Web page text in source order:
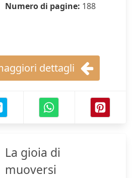
Numero di pagine: 188
dettagli
La gioia di
muoversi